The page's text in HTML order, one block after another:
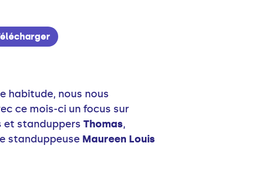
habitude, nous nous
ce mois-ci un focus sur
et standuppers Thomas,
standuppeuse Maureen Louis